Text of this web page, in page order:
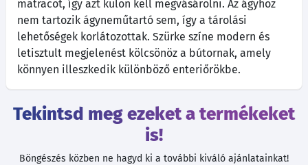
matracot, így azt külön kell megvásárolni. Az ágyhoz
nem tartozik ágyneműtartó sem, így a tárolási
lehetőségek korlátozottak. Szürke színe modern és
letisztult megjelenést kölcsönöz a bútornak, amely
könnyen illeszkedik különböző enteriőrökbe.
Tekintsd meg ezeket a termékeket
is!
Böngészés közben ne hagyd ki a további kiváló ajánlatainkat!